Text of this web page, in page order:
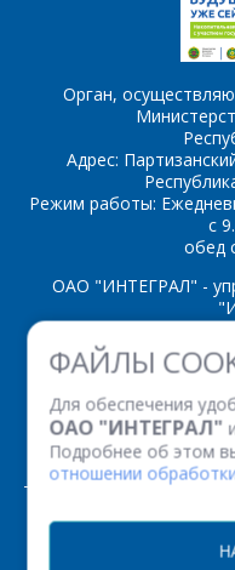
ФАЙЛЫ
Для обеспечения
ОАО "ИНТЕГРАЛ"
Подробнее об этом
отношении
Орган,
Адрес:
Режим работы:
с
обед
ОАО "ИНТЕГРАЛ" -
ул. Казинца И.П.,
Факс: (+375 17)
Рег. номер
© 2026.